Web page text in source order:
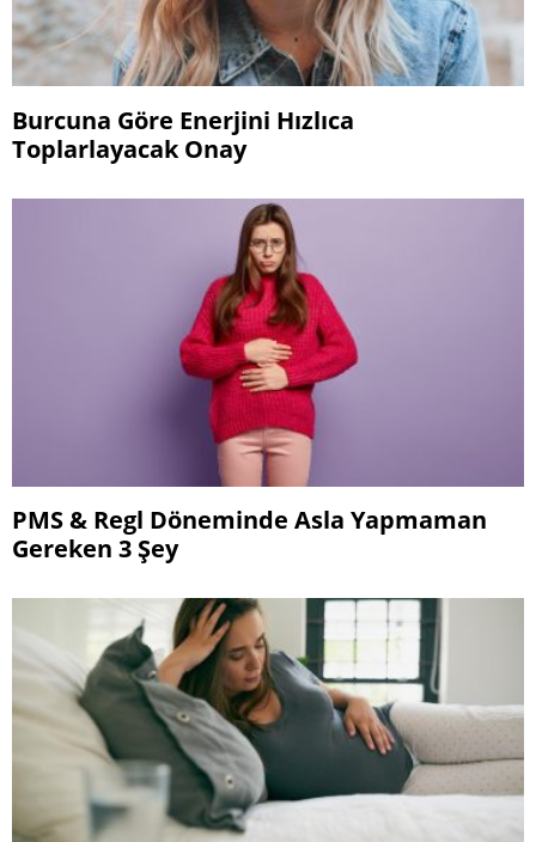
Burcuna Göre Enerjini Hızlıca
Toplarlayacak Onay
PMS & Regl Döneminde Asla Yapmaman
Gereken 3 Şey